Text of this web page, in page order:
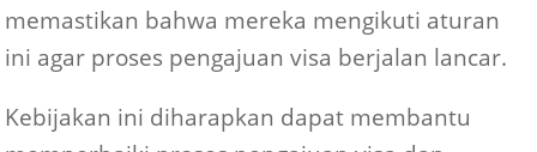
memastikan bahwa mereka mengikuti aturan
ini agar proses pengajuan visa berjalan lancar.
Kebijakan ini diharapkan dapat membantu